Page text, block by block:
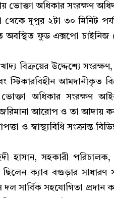
ভোক্তা অধিকার সংরক্ষণ
দুপুর ২টা ৩০ মিনিট
ফুড এক্সপো চাইনিজ
বিক্রয়ের উদ্দেশ্যে
স্টিকারবিহীন আমদানীকৃত
অধিকার সংরক্ষণ
আরোপ ও তা আদায়
ও স্বাস্থ্যবিধি সংক্রান্ত
হাসান, সহকারী
ক্যাব বগুড়ার সাধারণ
সার্বিক সহযোগিতা প্রদান